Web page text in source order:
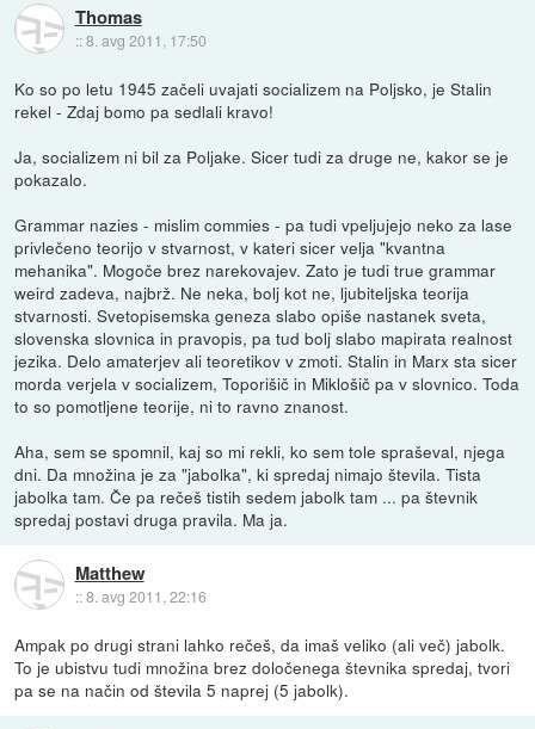
Thomas
::8. avg 2011, 17:50
Ko so po letu 1945 začeli uvajati socializem na Poljsko, je Stalin
rekel - Zdaj bomo pa sedlali kravo!
Ja, socializem ni bil za Poljake. Sicer tudi za druge ne, kakor se je
pokazalo.
Grammar nazies - mislim commies - pa tudi vpeljujejo neko za lase
privlečeno teorijo v stvarnost, v kateri sicer velja "kvantna
mehanika". Mogoče brez narekovajev. Zato je tudi true grammar
weird zadeva, najbrž. Ne neka, bolj kot ne, ljubiteljska teorija
stvarnosti. Svetopisemska geneza slabo opiše nastanek sveta,
slovenska slovnica in pravopis, pa tud bolj slabo mapirata realnost
jezika. Delo amaterjev ali teoretikov v zmoti. Stalin in Marx sta sicer
morda verjela v socializem, Toporišič in Miklošič pa v slovnico. Toda
to so pomotljene teorije, ni to ravno znanost.
Aha, sem se spomnil, kaj so mi rekli, ko sem tole spraševal, njega
dni. Da množina je za "jabolka", ki spredaj nimajo števila. Tista
jabolka tam. Če pa rečeš tistih sedem jabolk tam ... pa števnik
spredaj postavi druga pravila. Ma ja.
Matthew
::8. avg 2011, 22:16
Ampak po drugi strani lahko rečeš, da imaš veliko (ali več) jabolk.
To je ubistvu tudi množina brez določenega števnika spredaj, tvori
pa se na način od števila 5 naprej (5 jabolk).